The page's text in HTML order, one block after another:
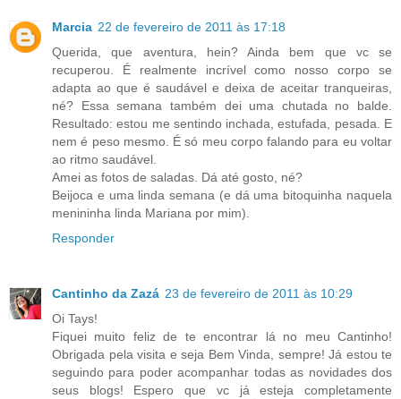
Marcia 22 de fevereiro de 2011 às 17:18
Querida, que aventura, hein? Ainda bem que vc se
recuperou. É realmente incrível como nosso corpo se
adapta ao que é saudável e deixa de aceitar tranqueiras,
né? Essa semana também dei uma chutada no balde.
Resultado: estou me sentindo inchada, estufada, pesada. E
nem é peso mesmo. É só meu corpo falando para eu voltar
ao ritmo saudável.
Amei as fotos de saladas. Dá até gosto, né?
Beijoca e uma linda semana (e dá uma bitoquinha naquela
menininha linda Mariana por mim).
Responder
Cantinho da Zazá 23 de fevereiro de 2011 às 10:29
Oi Tays!
Fiquei muito feliz de te encontrar lá no meu Cantinho!
Obrigada pela visita e seja Bem Vinda, sempre! Já estou te
seguindo para poder acompanhar todas as novidades dos
seus blogs! Espero que vc já esteja completamente